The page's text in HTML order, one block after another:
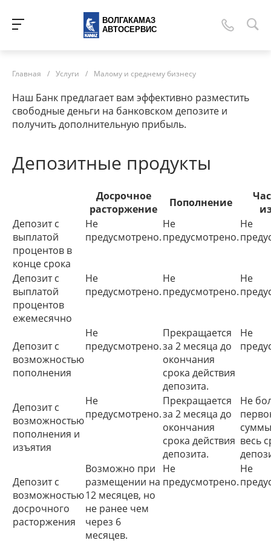
ВОЛГАКАМАЗ
АВТОСЕРВИС
Главная / Услуги / Малому и среднему бизнесу
Наш Банк предлагает вам эффективно разместить
свободные деньги на банковском депозите и
получить дополнительную прибыль.
Депозитные продукты
Досрочное
расторжение
Пополнение
Депозит с
выплатой
процентов в
конце срока
Не
предусмотрено.
Не
предусмотрено.
Не
Депозит с
выплатой
процентов
ежемесячно
Не
предусмотрено.
Не
предусмотрено.
Не
Депозит с
возможностью
пополнения
Не
предусмотрено.
Прекращается
за 2 месяца до
окончания
срока действия
депозита.
Не
Депозит с
возможностью
пополнения и
изъятия
Не
предусмотрено.
Прекращается
за 2 месяца до
окончания
срока действия
депозита.
Не
весь
Депозит с
возможностью
досрочного
расторжения
Возможно при
размещении на
12 месяцев, но
не ранее чем
через 6
месяцев.
Не
предусмотрено.
Не